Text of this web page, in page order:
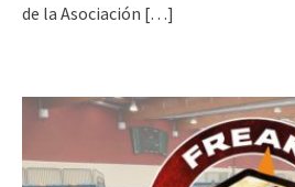
de la Asociación […]